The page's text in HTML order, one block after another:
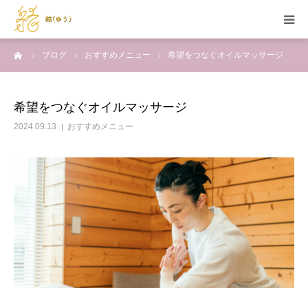
ブログ おすすめメニュー 希望をつなぐオイルマッサージ
希望をつなぐオイルマッサージ
2024.09.13 おすすめメニュー
HOME
セラピスト紹介
施術例
お問い合わせ